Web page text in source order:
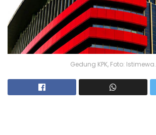
Gedung KPK, Foto: Istimewa.